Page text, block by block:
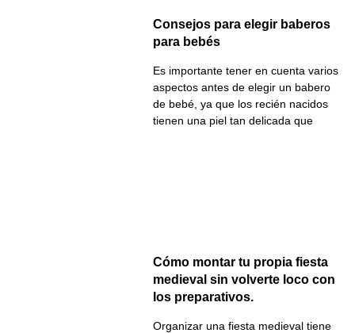
Consejos para elegir baberos
para bebés
Es importante tener en cuenta varios
aspectos antes de elegir un babero
de bebé, ya que los recién nacidos
tienen una piel tan delicada que
Cómo montar tu propia fiesta
medieval sin volverte loco con
los preparativos.
Organizar una fiesta medieval tiene